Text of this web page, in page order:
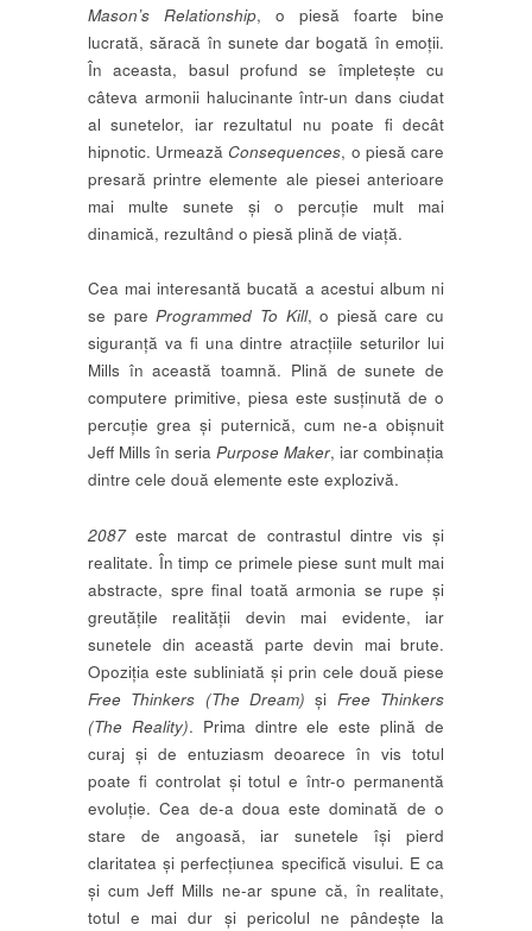
Mason’s Relationship, o piesă foarte bine
lucrată, săracă în sunete dar bogată în emoții.
În aceasta, basul profund se împletește cu
câteva armonii halucinante într-un dans ciudat
al sunetelor, iar rezultatul nu poate fi decât
hipnotic. Urmează Consequences, o piesă care
presară printre elemente ale piesei anterioare
mai multe sunete și o percuție mult mai
dinamică, rezultând o piesă plină de viață.
Cea mai interesantă bucată a acestui album ni
se pareProgrammed To Kill, o piesă care cu
siguranță va fi una dintre atracțiile seturilor lui
Mills în această toamnă. Plină de sunete de
computere primitive, piesa este susținută de o
percuție grea și puternică, cum ne-a obișnuit
Jeff Mills în seria Purpose Maker, iar combinația
dintre cele două elemente este explozivă.
2087este marcat de contrastul dintre vis și
realitate. În timp ce primele piese sunt mult mai
abstracte, spre final toată armonia se rupe și
greutățile realității devin mai evidente, iar
sunetele din această parte devin mai brute.
Opoziția este subliniată și prin cele două piese
Free Thinkers (The Dream) și Free Thinkers
(The Reality). Prima dintre ele este plină de
curaj și de entuziasm deoarece în vis totul
poate fi controlat și totul e într-o permanentă
evoluție. Cea de-a doua este dominată de o
stare de angoasă, iar sunetele își pierd
claritatea și perfecțiunea specifică visului. E ca
și cum Jeff Mills ne-ar spune că, în realitate,
totul e mai dur și pericolul ne pândește la